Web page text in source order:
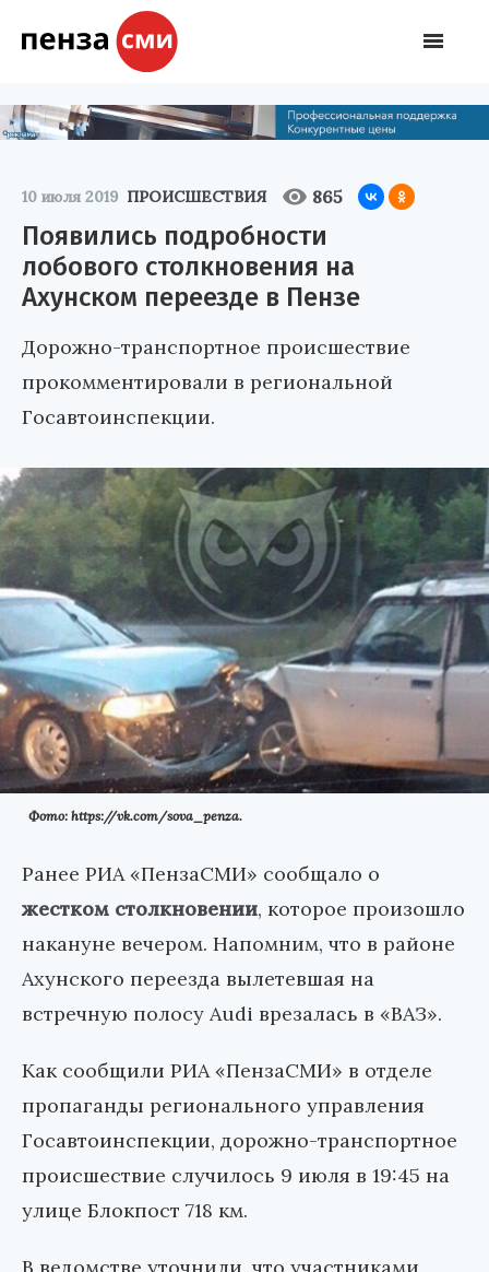
10 июля 2019 ПРОИСШЕСТВИЯ 865
Появились подробности
лобового столкновения на
Ахунском переезде в Пензе
Дорожно-транспортное происшествие
прокомментировали в региональной
Госавтоинспекции.
Фото: https://vk.com/sova_penza.
Ранее РИА «ПензаСМИ» сообщало о
жестком столкновении, которое произошло
накануне вечером. Напомним, что в районе
Ахунского переезда вылетевшая на
встречную полосу Audi врезалась в «ВАЗ».
Как сообщили РИА «ПензаСМИ» в отделе
пропаганды регионального управления
Госавтоинспекции, дорожно-транспортное
происшествие случилось 9 июля в 19:45 на
улице Блокпост 718 км.